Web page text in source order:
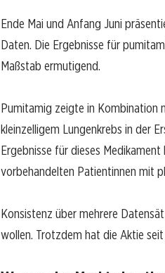
Ende Mai und Anfang Juni
Daten. Die Ergebnisse für
Maßstab ermutigend.
Pumitamig zeigte in Kombination
kleinzelligem Lungenkrebs in der
Ergebnisse für dieses
vorbehandelten Patientinnen mit
Konsistenz über mehrere
wollen. Trotzdem hat die Aktie